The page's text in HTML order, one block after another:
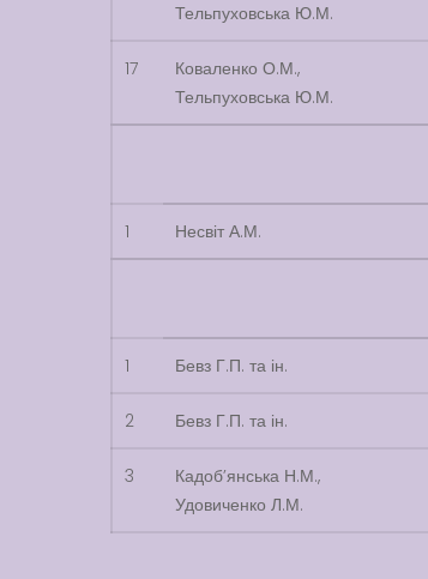
Тельпуховська Ю.М.
17
Коваленко О.М.,
Тельпуховська Ю.М.
1 Несвіт А.М.
1 Бевз Г.П. та ін.
2 Бевз Г.П. та ін.
3
Кадоб’янська Н.М.,
Удовиченко Л.М.